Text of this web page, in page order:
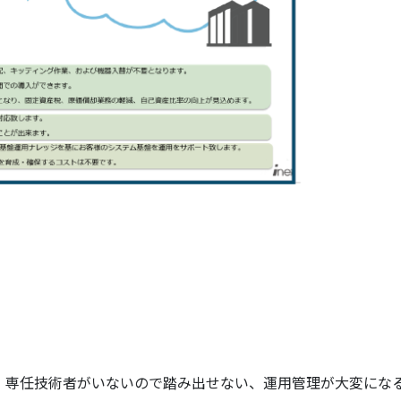
任技術者がいないので踏み出せない、運用管理が大変に